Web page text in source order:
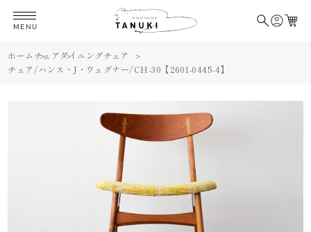
MENU
ホームチェア ダイニングチェア
チェア/ハンス・J・ウェグナー/CH-30【2601-0445-4】